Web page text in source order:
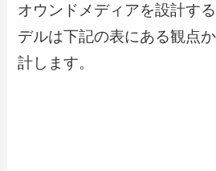
オウンドメディアを設計す
デルは下記の表にある観点
計します。